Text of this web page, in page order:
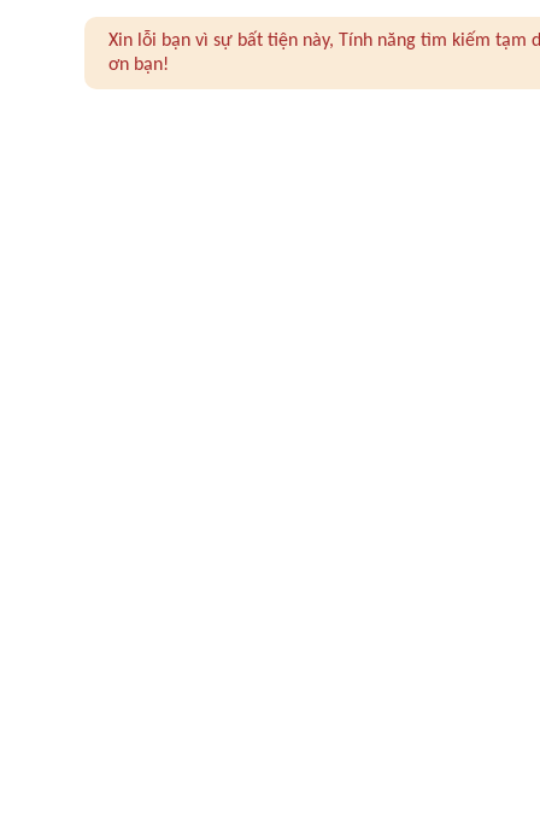
Xin lỗi bạn vì sự bất tiện này, Tính năng tìm kiếm
ơn bạn!